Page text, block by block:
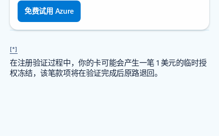
免费试用 Azure
[*]
在注册验证过程中，你的卡可能会产生一笔 1 美元的临时授
权冻结，该笔款项将在验证完成后原路退回。